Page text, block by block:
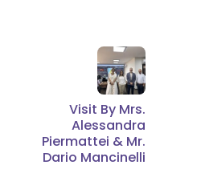
Visit By Mrs.
Alessandra
Piermattei & Mr.
Dario Mancinelli